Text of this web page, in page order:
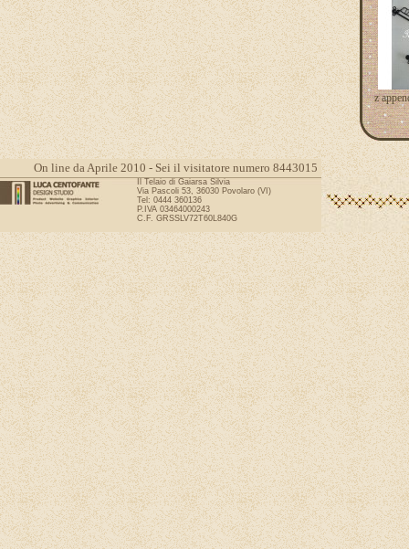
z
On line da Aprile 2010 - Sei il visitatore numero 8443015
Il Telaio di Gaiarsa Silvia
Via Pascoli 53, 36030 Povolaro (VI)
Tel: 0444 360136
P.IVA 03464000243
C.F. GRSSLV72T60L840G